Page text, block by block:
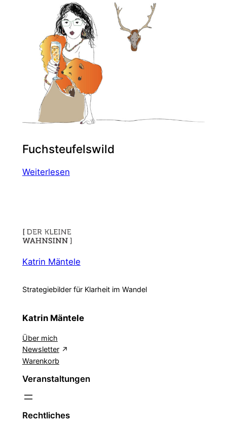
Promi
Fuchsteufelswild
Weiterlesen:
Katrin Mäntele
Strategiebilder für Klarheit im Wandel
Katrin Mäntele
Über mich
Newsletter
Warenkorb
Veranstaltungen
Rechtliches